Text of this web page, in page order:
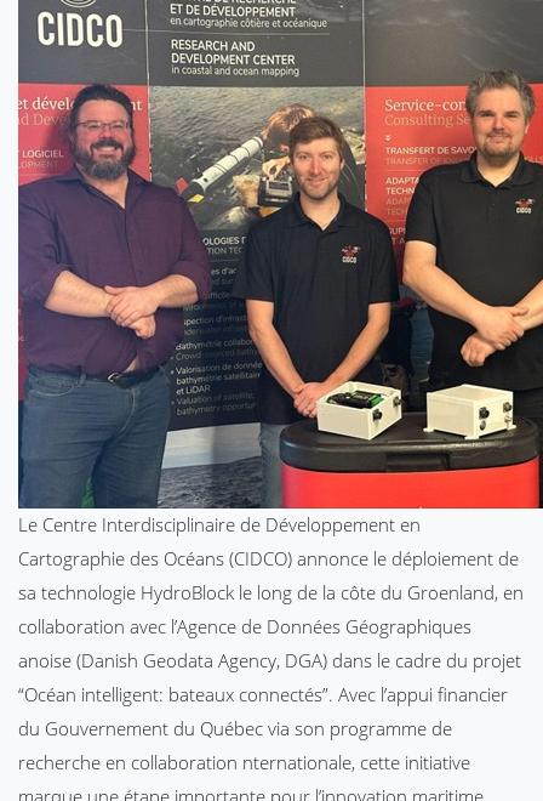
Le Centre Interdisciplinaire de Développement en
Cartographie des Océans (CIDCO) annonce le déploiement de
sa technologie HydroBlock le long de la côte du Groenland, en
collaboration avec l’Agence de Données Géographiques
anoise (Danish Geodata Agency, DGA) dans le cadre du projet
“Océan intelligent: bateaux connectés”. Avec l’appui financier
du Gouvernement du Québec via son programme de
recherche en collaboration nternationale, cette initiative
marque une étape importante pour l’innovation maritime